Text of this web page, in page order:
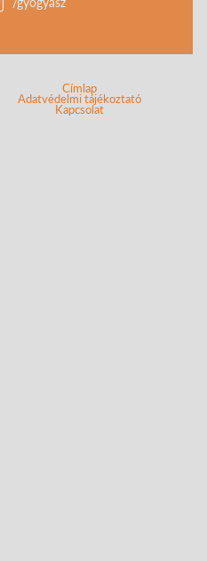
Címlap
Adatvédelmi tájékoztató
Kapcsolat